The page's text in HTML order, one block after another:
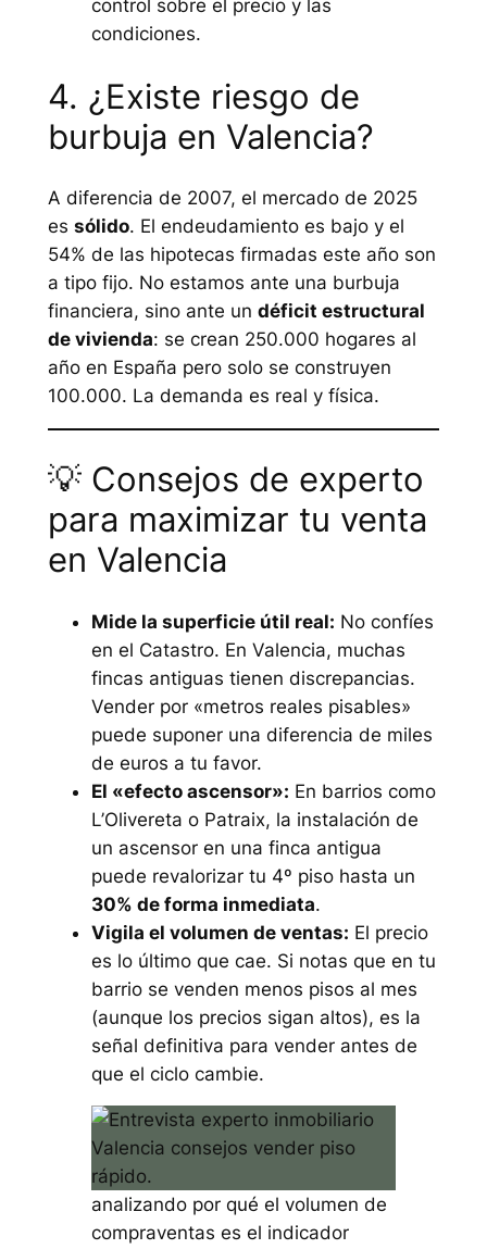
control sobre el precio y las
condiciones.
4. ¿Existe riesgo de
burbuja en Valencia?
A diferencia de 2007, el mercado de 2025
es sólido. El endeudamiento es bajo y el
54% de las hipotecas firmadas este año son
a tipo fijo. No estamos ante una burbuja
financiera, sino ante un déficit estructural
de vivienda: se crean 250.000 hogares al
año en España pero solo se construyen
100.000. La demanda es real y física.
💡 Consejos de experto
para maximizar tu venta
en Valencia
Mide la superficie útil real: No confíes
en el Catastro. En Valencia, muchas
fincas antiguas tienen discrepancias.
Vender por «metros reales pisables»
puede suponer una diferencia de miles
de euros a tu favor.
El «efecto ascensor»: En barrios como
L’Olivereta o Patraix, la instalación de
un ascensor en una finca antigua
puede revalorizar tu 4º piso hasta un
30% de forma inmediata.
Vigila el volumen de ventas: El precio
es lo último que cae. Si notas que en tu
barrio se venden menos pisos al mes
(aunque los precios sigan altos), es la
señal definitiva para vender antes de
que el ciclo cambie.
analizando por qué el volumen de
compraventas es el indicador